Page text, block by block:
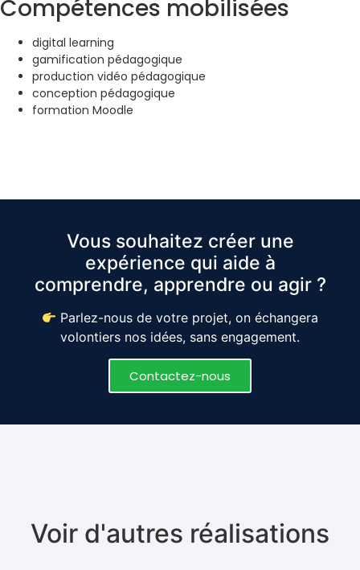
Compétences mobilisées
digital learning
gamification pédagogique
production vidéo pédagogique
conception pédagogique
formation Moodle
Vous souhaitez créer une
expérience qui aide à
comprendre, apprendre ou agir ?
Parlez-nous de votre projet, on échangera
volontiers nos idées, sans engagement.
Contactez-nous
Voir d'autres réalisations